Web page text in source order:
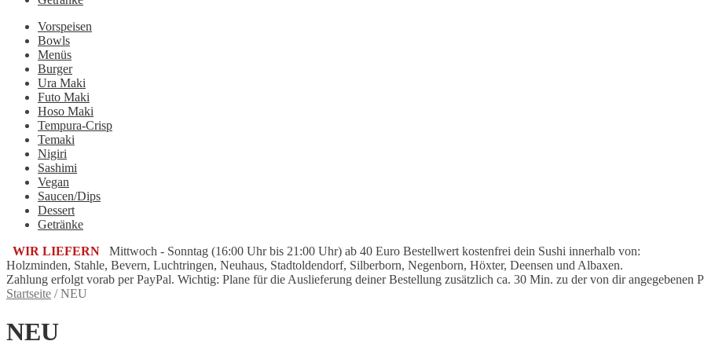
Vorspeisen
Bowls
Menüs
Burger
Ura Maki
Futo Maki
Hoso Maki
Tempura-Crisp
Temaki
Nigiri
Sashimi
Vegan
Saucen/Dips
Dessert
Getränke
WIR LIEFERN
Mittwoch - Sonntag (16:00 Uhr bis 21:00 Uhr) ab 40 Euro Bestellwert kostenfrei dein Sushi innerhalb von:
Holzminden, Stahle, Bevern, Luchtringen, Neuhaus, Stadtoldendorf, Silberborn, Negenborn, Höxter, Deensen und Albaxen.
Zahlung erfolgt vorab per PayPal. Wichtig: Plane für die Auslieferung deiner Bestellung zusätzlich ca. 30 Min. zu der von dir angegebenen
Startseite /NEU
NEU